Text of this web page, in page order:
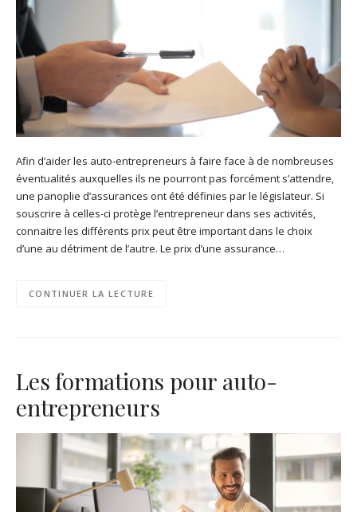
Afin d’aider les auto-entrepreneurs à faire face à de nombreuses
éventualités auxquelles ils ne pourront pas forcément s’attendre,
une panoplie d’assurances ont été définies par le législateur. Si
souscrire à celles-ci protège l’entrepreneur dans ses activités,
connaitre les différents prix peut être important dans le choix
d’une au détriment de l’autre. Le prix d’une assurance…
CONTINUER LA LECTURE
Les formations pour auto-
entrepreneurs